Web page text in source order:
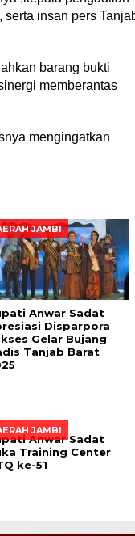
insan pers
barang bukti
memberantas
mengingatkan
JAMBI
Anwar Sadat
Disparpora
Gelar Bujang
Tanjab Barat
JAMBI
Anwar Sadat
Training Center
ke-51